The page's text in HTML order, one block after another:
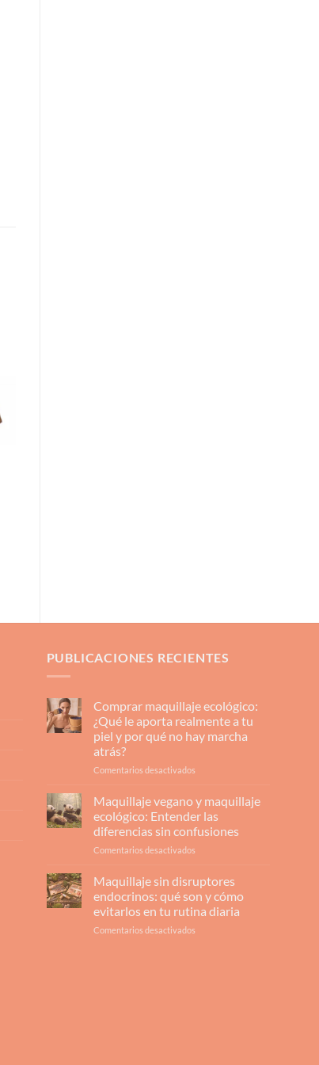
PUBLICACIONES RECIENTES
Comprar maquillaje ecológico:
¿Qué le aporta realmente a tu
piel y por qué no hay marcha
atrás?
Comentarios desactivadosen
ecológico:
¿Qué
le
aporta
tu
piel
y
por
Maquillaje vegano y maquillaje
ecológico: Entender las
diferencias sin confusiones
Comentarios desactivadosen
vegano
maquillaje
ecológico:
Entender
Maquillaje sin disruptores
endocrinos: qué son y cómo
evitarlos en tu rutina diaria
Comentarios desactivadosen